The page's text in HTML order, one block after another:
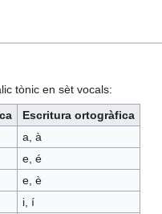
tònic en sèt vocals:
Escritura ortogràfica
a, à
e, é
e, è
i, í